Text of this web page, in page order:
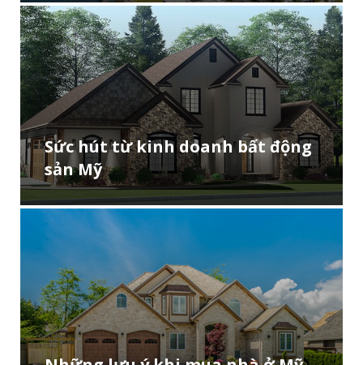
Sức hút từ kinh doanh bất động
sản Mỹ